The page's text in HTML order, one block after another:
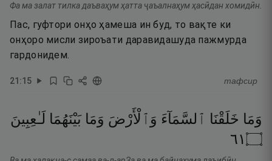
Фа ма залат тилка даъваҳум ҳатта ҷаъалнаҳум ҳасӣдан хомидӣн.
Пас, гуфтори онҳо ҳамеша ин буд, то вақте ки
онҳоро мисли зироъати даравидашуда пажмурда
гардонидем.
21:15 тафсир
وَمَا خَلَقْنَا ٱلسَّمَآءَ وَٱلْأَرْضَ وَمَا بَيْنَهُمَا لَـٰعِبِينَ
۝١٦